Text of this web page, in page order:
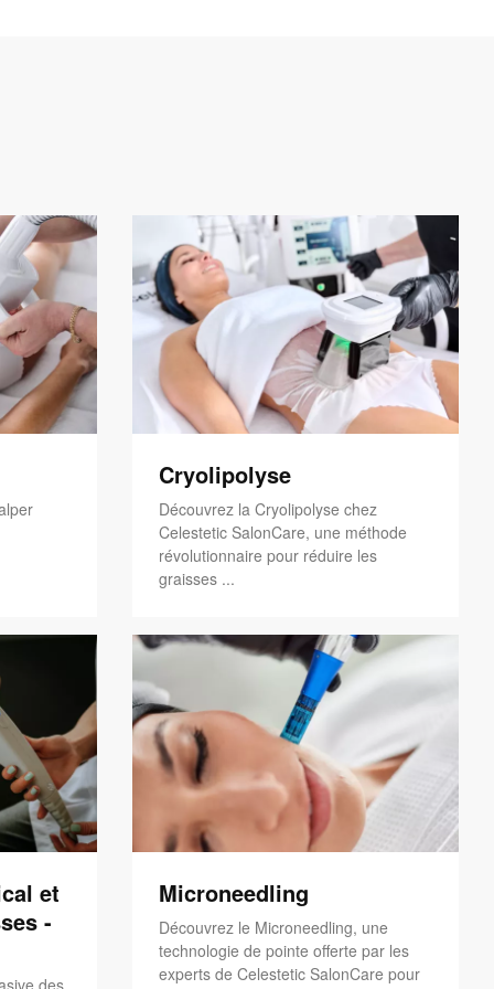
Cryolipolyse
Découvrez la Cryolipolyse chez
Celestetic SalonCare, une méthode
révolutionnaire pour réduire les
graisses ...
et
-
Microneedling
Découvrez le Microneedling, une
technologie de pointe offerte par les
experts de Celestetic SalonCare pour